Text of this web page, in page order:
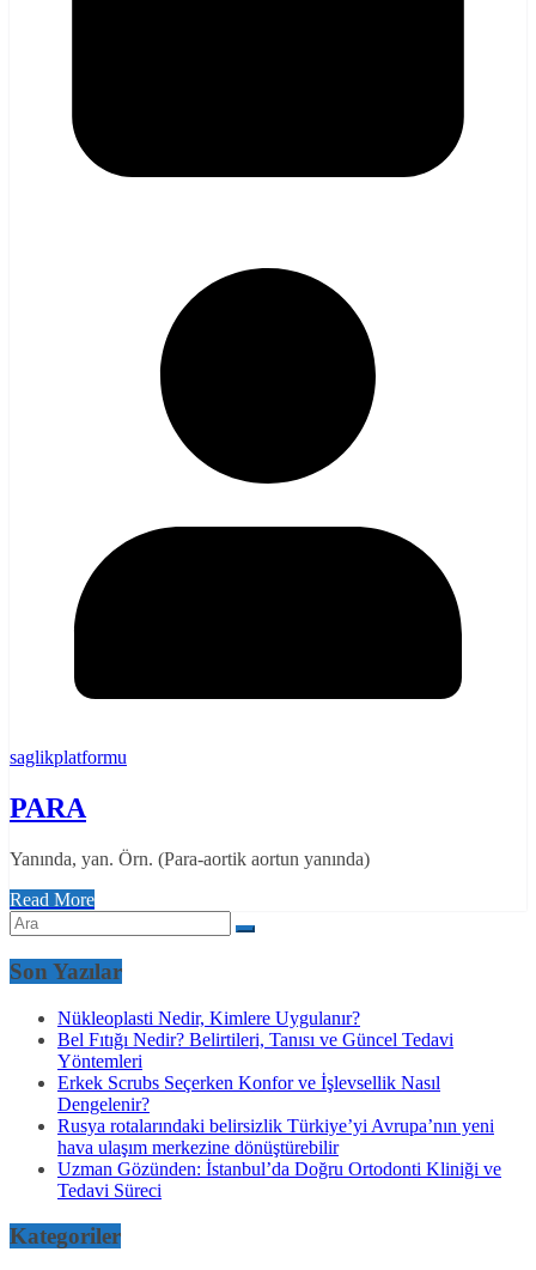
saglikplatformu
PARA
Yanında, yan. Örn. (Para-aortik aortun yanında)
Read More
Son Yazılar
Nükleoplasti Nedir, Kimlere Uygulanır?
Bel Fıtığı Nedir? Belirtileri, Tanısı ve Güncel Tedavi
Yöntemleri
Erkek Scrubs Seçerken Konfor ve İşlevsellik Nasıl
Dengelenir?
Rusya rotalarındaki belirsizlik Türkiye’yi Avrupa’nın yeni
hava ulaşım merkezine dönüştürebilir
Uzman Gözünden: İstanbul’da Doğru Ortodonti Kliniği ve
Tedavi Süreci
Kategoriler